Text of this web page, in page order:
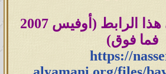
أو الدخول إلى هذا الرابط (أوفيس 2007
فما فوق)
https://